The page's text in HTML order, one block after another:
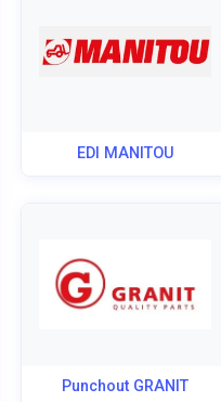
EDI MANITOU
Punchout GRANIT